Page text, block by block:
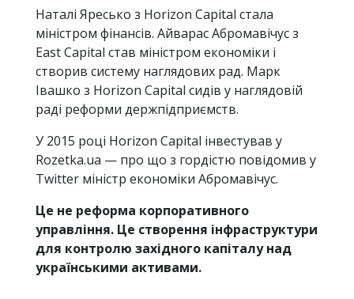
Наталі Яресько з Horizon Capital стала
міністром фінансів. Айварас Абромавічус з
East Capital став міністром економіки і
створив систему наглядових рад. Марк
Івашко з Horizon Capital сидів у наглядовій
раді реформи держпідприємств.
У 2015 році Horizon Capital інвестував у
Rozetka.ua — про що з гордістю повідомив у
Twitter міністр економіки Абромавічус.
Це не реформа корпоративного
управління. Це створення інфраструктури
для контролю західного капіталу над
українськими активами.